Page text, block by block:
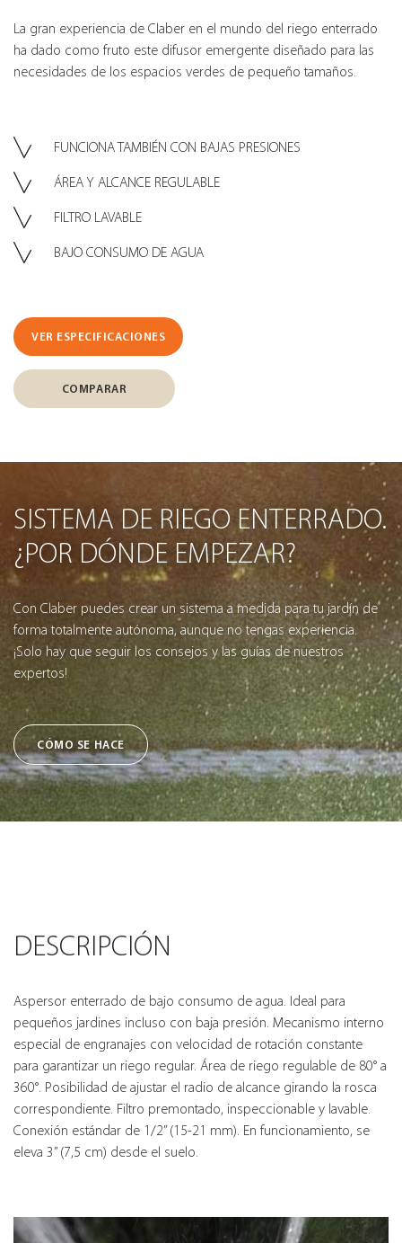
La gran experiencia de Claber en el mundo del riego enterrado
ha dado como fruto este difusor emergente diseñado para las
necesidades de los espacios verdes de pequeño tamaños.
FUNCIONA TAMBIÉN CON BAJAS PRESIONES
ÁREA Y ALCANCE REGULABLE
FILTRO LAVABLE
BAJO CONSUMO DE AGUA
VER ESPECIFICACIONES
COMPARAR
SISTEMA DE RIEGO ENTERRADO.
¿POR DÓNDE EMPEZAR?
Con Claber puedes crear un sistema a medida para tu jardín de
forma totalmente autónoma, aunque no tengas experiencia.
¡Solo hay que seguir los consejos y las guías de nuestros
expertos!
CÓMO SE HACE
DESCRIPCIÓN
Aspersor enterrado de bajo consumo de agua. Ideal para
pequeños jardines incluso con baja presión. Mecanismo interno
especial de engranajes con velocidad de rotación constante
para garantizar un riego regular. Área de riego regulable de 80° a
360°. Posibilidad de ajustar el radio de alcance girando la rosca
correspondiente. Filtro premontado, inspeccionable y lavable.
Conexión estándar de 1/2” (15-21 mm). En funcionamiento, se
eleva 3” (7,5 cm) desde el suelo.